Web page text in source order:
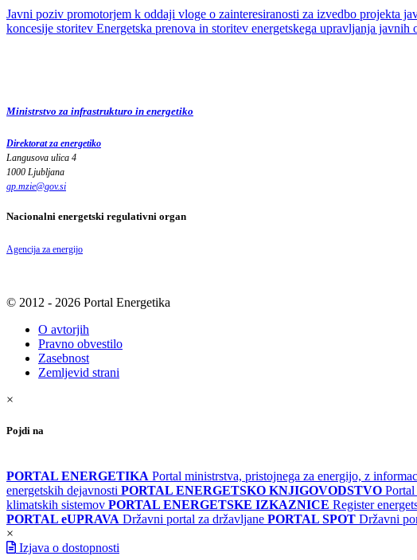
Javni poziv promotorjem k oddaji vloge o zainteresiranosti za izvedbo projekta
koncesije storitev Energetska prenova in storitev energetskega upravljanja
Ministrstvo za infrastrukturo in energetiko
Direktorat za energetiko
Langusova ulica 4
1000 Ljubljana
gp.mzie@gov.si
Nacionalni energetski regulativni organ
Agencija za energijo
© 2012 - 2026 Portal Energetika
O avtorjih
Pravno obvestilo
Zasebnost
Zemljevid strani
×
Pojdi na
PORTAL ENERGETIKA Portal ministrstva, pristojnega za energijo, z
energetskih dejavnosti PORTAL ENERGETSKO KNJIGOVODSTVO
klimatskih sistemov PORTAL ENERGETSKE IZKAZNICE Register
PORTAL eUPRAVA Državni portal za državljane PORTAL SPOT Državni
×
Izjava o dostopnosti